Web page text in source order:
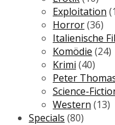
Exploitation
Horror(36)
Italienische
Komödie (24)
Krimi (40)
Peter
Science-
Western (13)
Specials (80)